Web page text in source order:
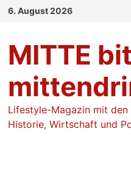
Zum
6. August 2026
MITTE
Lifestyle-Magazin mit den
Historie, Wirtschaft und